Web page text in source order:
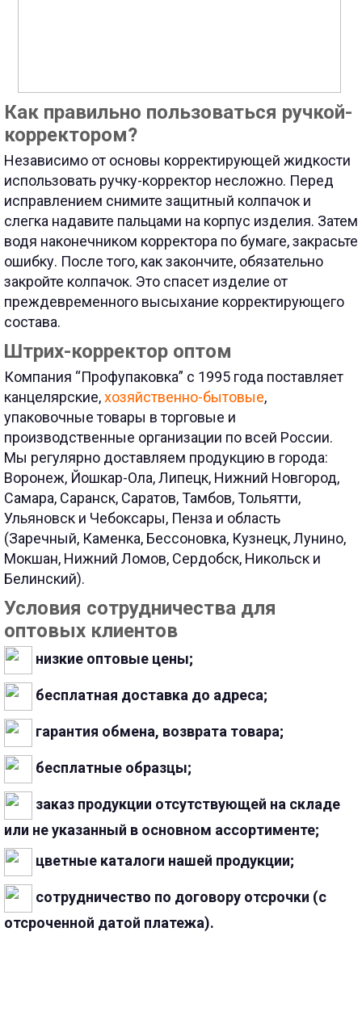
Как правильно пользоваться ручкой-
корректором?
Независимо от основы корректирующей жидкости
использовать ручку-корректор несложно. Перед
исправлением снимите защитный колпачок и
слегка надавите пальцами на корпус изделия. Затем
водя наконечником корректора по бумаге, закрасьте
ошибку. После того, как закончите, обязательно
закройте колпачок. Это спасет изделие от
преждевременного высыхание корректирующего
состава.
Штрих-корректор оптом
Компания “Профупаковка” с 1995 года поставляет
канцелярские,хозяйственно-бытовые,
упаковочные товары в торговые и
производственные организации по всей России.
Мы регулярно доставляем продукцию в города:
Воронеж, Йошкар-Ола, Липецк, Нижний Новгород,
Самара, Саранск, Саратов, Тамбов, Тольятти,
Ульяновск и Чебоксары, Пенза и область
(Заречный, Каменка, Бессоновка, Кузнецк, Лунино,
Мокшан, Нижний Ломов, Сердобск, Никольск и
Белинский).
Условия сотрудничества для
оптовых клиентов
низкие оптовые цены;
бесплатная доставка до адреса;
гарантия обмена, возврата товара;
бесплатные образцы;
заказ продукции отсутствующей на складе
или не указанный в основном ассортименте;
цветные каталоги нашей продукции;
сотрудничество по договору отсрочки (с
отсроченной датой платежа).